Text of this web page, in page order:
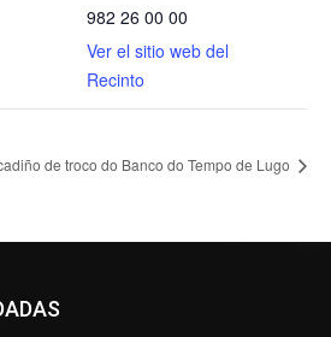
982 26 00 00
Ver el sitio web del
Recinto
de troco do Banco do Tempo de Lugo